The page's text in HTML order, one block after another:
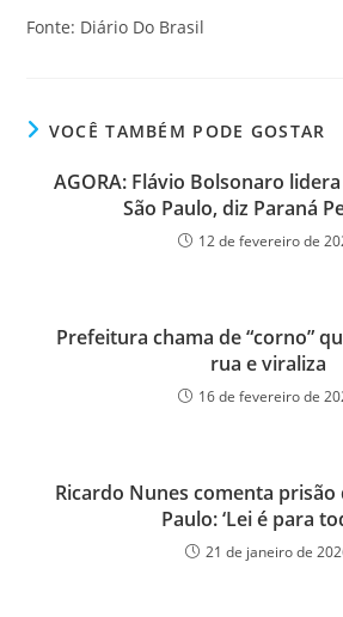
Fonte: Diário Do Brasil
VOCÊ TAMBÉM PODE GOSTAR
AGORA: Flávio Bolsonaro
São Paulo, diz Paraná
12 de fevereiro de
Prefeitura chama de “corno”
rua e viraliza
16 de fevereiro de
Ricardo Nunes comenta prisão
Paulo: ‘Lei é para
21 de janeiro de